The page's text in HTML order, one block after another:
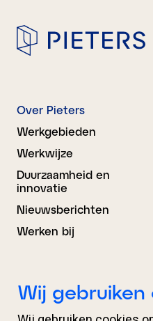
Wij gebruiken
Over Pieters
Werkgebieden
Werkwijze
Duurzaamheid en
innovatie
Nieuwsberichten
Werken bij
Ontwerp